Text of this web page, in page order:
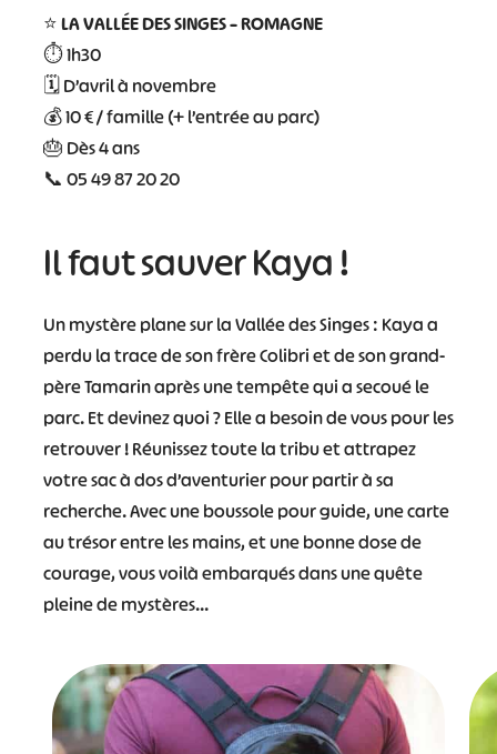
⭐LA VALLÉE DES SINGES – ROMAGNE
⏱️ 1h30
🗓️ D’avril à novembre
💰 10 € / famille (+ l’entrée au parc)
🎂 Dès 4 ans
📞 05 49 87 20 20
Il faut sauver Kaya !
Un mystère plane sur la Vallée des Singes : Kaya a
perdu la trace de son frère Colibri et de son grand-
père Tamarin après une tempête qui a secoué le
parc. Et devinez quoi ? Elle a besoin de vous pour les
retrouver ! Réunissez toute la tribu et attrapez
votre sac à dos d’aventurier pour partir à sa
recherche. Avec une boussole pour guide, une carte
au trésor entre les mains, et une bonne dose de
courage, vous voilà embarqués dans une quête
pleine de mystères…